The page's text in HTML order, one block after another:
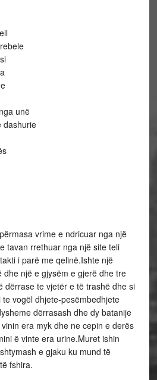
unë
dashurie
vrime e ndricuar nga një
tavan rrethuar nga një site teli
i parë me qelinë.Ishte një
një e gjysëm e gjerë dhe tre
dërrase te vjetër e të trashë dhe si
vogël dhjete-pesëmbedhjete
dërrasash dhe dy batanije
era myk dhe ne cepin e derës
ë vinte era urine.Muret ishin
e gjaku ku mund të
fshira.